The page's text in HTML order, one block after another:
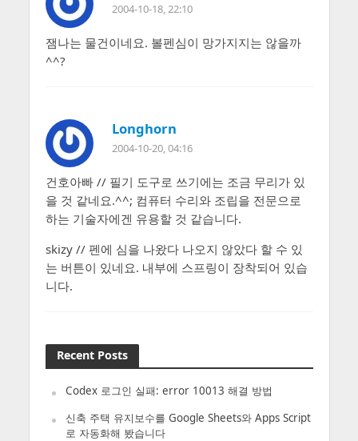
2004-10-18, 22:10
잼나는 물건이네요. 볼펜심이 망가지지는 않을까
^^?
Longhorn
2004-10-20, 04:16
건호아빠 // 필기 도구로 쓰기에는 조금 무리가 있
을 것 같네요.^^; 컴퓨터 수리와 조립을 전문으로
하는 기술자에겐 유용할 것 같습니다.
skizy // 펜에 심을 나왔다 나오지 않았다 할 수 있
는 버튼이 있네요. 내부에 스프링이 장착되어 있습
니다.
Recent Posts
Codex 로그인 실패: error 10013 해결 방법
신축 주택 유지보수를 Google Sheets와 Apps Script
로 자동화해 봤습니다